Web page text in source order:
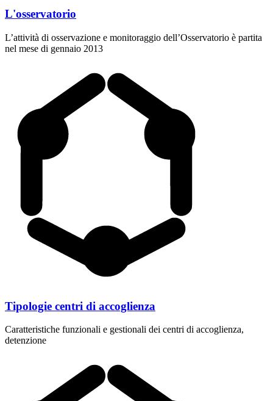
L'osservatorio
L’attività di osservazione e monitoraggio dell’Osservatorio è partita
nel mese di gennaio 2013
Tipologie centri di accoglienza
Caratteristiche funzionali e gestionali dei centri di accoglienza,
detenzione